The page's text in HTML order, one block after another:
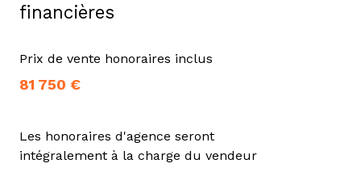
financières
Prix de vente honoraires inclus
81 750 €
Les honoraires d'agence seront
intégralement à la charge du vendeur